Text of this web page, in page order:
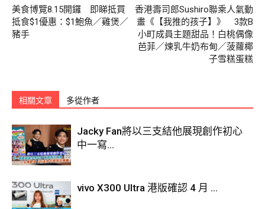
美食博覽8.15開鑼 即睇抵買
抵食$1優惠：$1鮑魚／雞煲／
豬手
香港壽司郎Sushiro聯乘人氣動
畫《【我推的孩子】》 3款B
小町成員主題甜品！白桃偶像
芭菲／煉乳牛奶布甸／菠蘿椰
子雪糕蛋糕
相關文章 多從作者
Jacky Fan將以三支結他展現創作初心
中一寫...
vivo X300 Ultra 港版確認 4 月 ...